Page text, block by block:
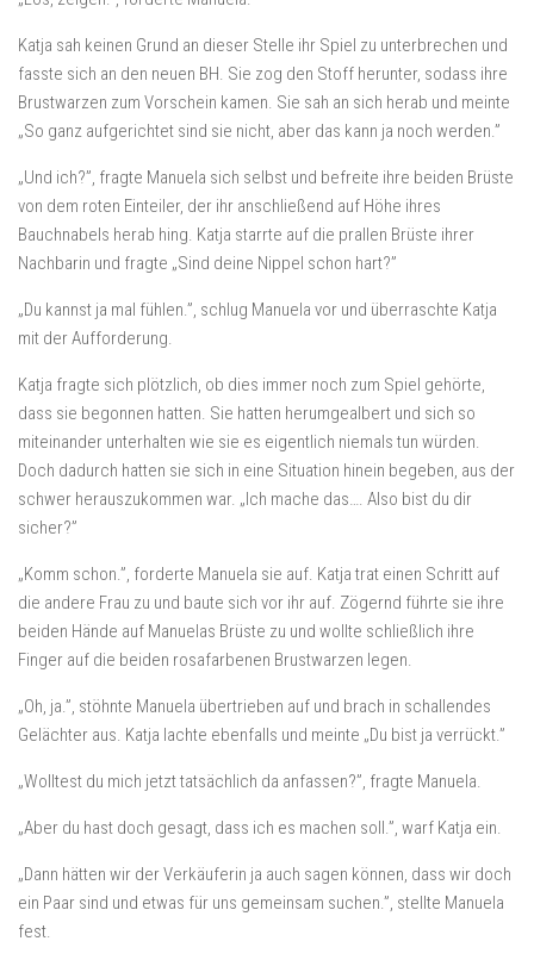
Katja sah keinen Grund an dieser Stelle ihr Spiel zu unterbrechen und
fasste sich an den neuen BH. Sie zog den Stoff herunter, sodass ihre
Brustwarzen zum Vorschein kamen. Sie sah an sich herab und meinte
„So ganz aufgerichtet sind sie nicht, aber das kann ja noch werden.”
„Und ich?”, fragte Manuela sich selbst und befreite ihre beiden Brüste
von dem roten Einteiler, der ihr anschließend auf Höhe ihres
Bauchnabels herab hing. Katja starrte auf die prallen Brüste ihrer
Nachbarin und fragte „Sind deine Nippel schon hart?”
„Du kannst ja mal fühlen.”, schlug Manuela vor und überraschte Katja
mit der Aufforderung.
Katja fragte sich plötzlich, ob dies immer noch zum Spiel gehörte,
dass sie begonnen hatten. Sie hatten herumgealbert und sich so
miteinander unterhalten wie sie es eigentlich niemals tun würden.
Doch dadurch hatten sie sich in eine Situation hinein begeben, aus der
schwer herauszukommen war. „Ich mache das…. Also bist du dir
sicher?”
„Komm schon.”, forderte Manuela sie auf. Katja trat einen Schritt auf
die andere Frau zu und baute sich vor ihr auf. Zögernd führte sie ihre
beiden Hände auf Manuelas Brüste zu und wollte schließlich ihre
Finger auf die beiden rosafarbenen Brustwarzen legen.
„Oh, ja.”, stöhnte Manuela übertrieben auf und brach in schallendes
Gelächter aus. Katja lachte ebenfalls und meinte „Du bist ja verrückt.”
„Wolltest du mich jetzt tatsächlich da anfassen?”, fragte Manuela.
„Aber du hast doch gesagt, dass ich es machen soll.”, warf Katja ein.
„Dann hätten wir der Verkäuferin ja auch sagen können, dass wir doch
ein Paar sind und etwas für uns gemeinsam suchen.”, stellte Manuela
fest.